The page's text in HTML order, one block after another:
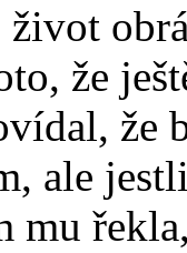
život
že
že
ale
mu